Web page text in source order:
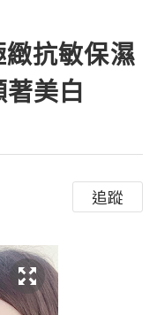
抗敏保濕
美白
追蹤